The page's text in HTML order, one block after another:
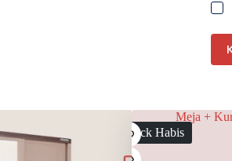
Stock Habis